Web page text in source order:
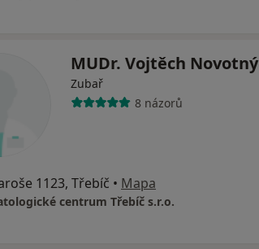
MUDr. Vojtěch Novotný
Zubař
8 názorů
1123, Třebíč • Mapa
centrum Třebíč s.r.o.